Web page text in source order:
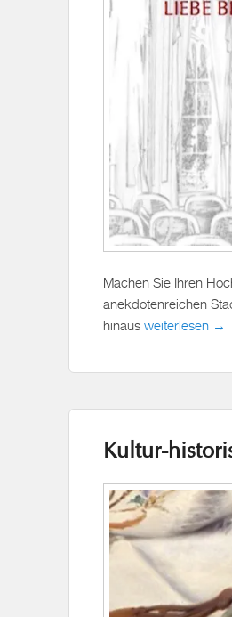
Machen Sie Ihren
anekdotenreichen
hinaus weiterlesen →
Kultur-